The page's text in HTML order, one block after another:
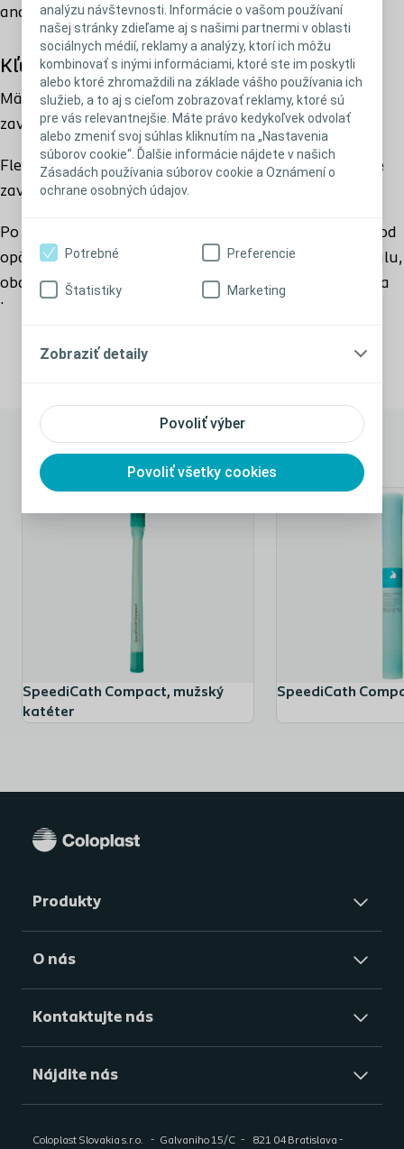
analýzu návštevnosti. Informácie o vašom používaní
našej stránky zdieľame aj s našimi partnermi v oblasti
sociálnych médií, reklamy a analýzy, ktorí ich môžu
kombinovať s inými informáciami, ktoré ste im poskytli
alebo ktoré zhromaždili na základe vášho používania ich
služieb, a to aj s cieľom zobrazovať reklamy, ktoré sú
pre vás relevantnejšie. Máte právo kedykoľvek odvolať
alebo zmeniť svoj súhlas kliknutím na „Nastavenia
súborov cookie“. Ďalšie informácie nájdete v našich
Zásadách používania súborov cookie a Oznámení o
ochrane osobných údajov.
Povoliť výber
Povoliť všetky cookies
Potrebné Preferencie
Štatistiky Marketing
Zobraziť detaily
anatómiu s ohybmi a krivkami.
Kľúčové prínosy
Mäkký zachytávací bod a suchá objímka uľahčujú
zavedenie a katétra sa nemusíte ani dotknúť.
Flexibilný hrot a mäkký katéter zaručujú jednoduché
zavedenie a citlivý prechod cez močovú rúru.
Po použití je možné drenážny koniec a zachytávací bod
opätovne uzavrieť. Katéter môžete vložiť späť do obalu,
obal opätovne zavrieť a katéter vyhodiť ako zbalený a
hygienický odpad.
Súvisiace pomôcky
SpeediCath Compact, mužský
katéter
SpeediCath
Produkty
O nás
Kontaktujte nás
Nájdite nás
Coloplast Slovakia s.r.o. Galvaniho 15/C 821 04 Bratislava -